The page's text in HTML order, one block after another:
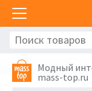
Модный
mass-top.ru